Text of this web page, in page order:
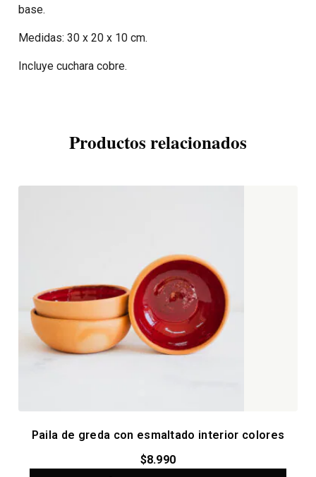
base.
Medidas: 30 x 20 x 10 cm.
Incluye cuchara cobre.
Productos relacionados
Paila de greda con esmaltado interior colores
$8.990